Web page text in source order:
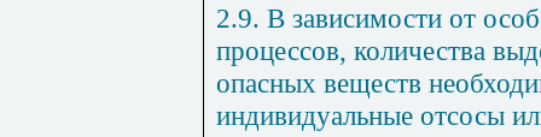
2.9. В зависимости от
процессов, количества
опасных веществ
индивидуальные отсосы